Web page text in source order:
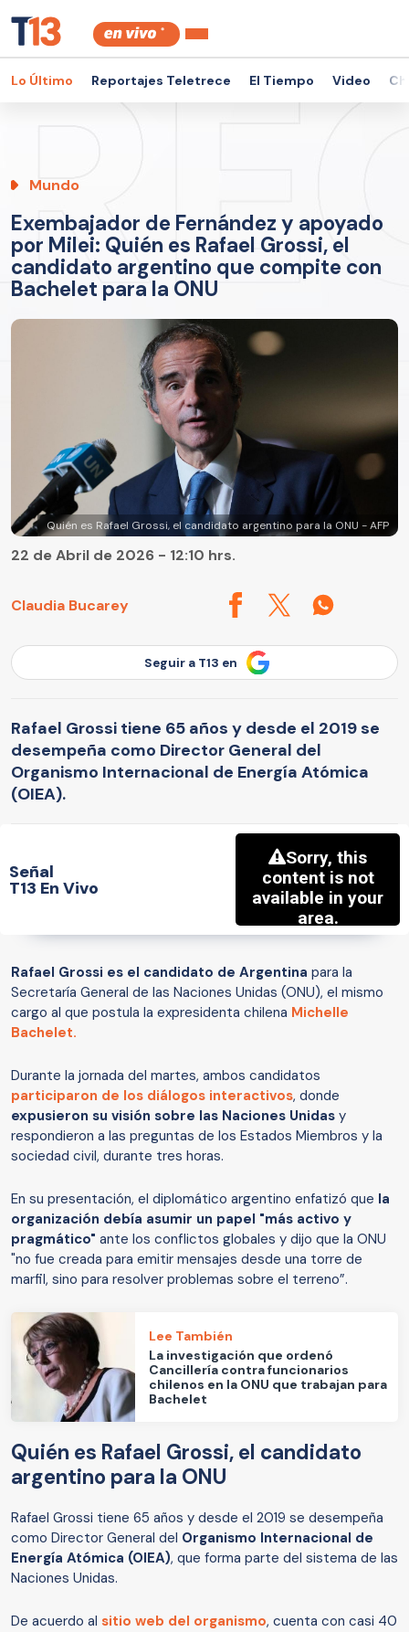
Lo Último Reportajes Teletrece El Tiempo Video
Mundo
Exembajador de Fernández y apoyado
por Milei: Quién es Rafael Grossi, el
candidato argentino que compite con
Bachelet para la ONU
Quién es Rafael Grossi, el candidato argentino para la ONU - AFP
Claudia Bucarey
22 de Abril de 2026 - 12:10 hrs.
Seguir a T13 en
Rafael Grossi tiene 65 años y desde el 2019 se
desempeña como Director General del
Organismo Internacional de Energía Atómica
(OIEA).
Señal
T13 En Vivo
Rafael Grossi es el candidato de Argentina para la
Secretaría General de las Naciones Unidas (ONU), el mismo
cargo al que postula la expresidenta chilena Michelle
Bachelet.
Durante la jornada del martes, ambos candidatos
participaron de los diálogos interactivos, donde
expusieron su visión sobre las Naciones Unidas y
respondieron a las preguntas de los Estados Miembros y la
sociedad civil, durante tres horas.
En su presentación, el diplomático argentino enfatizó que la
organización debía asumir un papel "más activo y
pragmático" ante los conflictos globales y dijo que la ONU
"no fue creada para emitir mensajes desde una torre de
marfil, sino para resolver problemas sobre el terreno”.
Lee También
La investigación que ordenó
Cancillería contra funcionarios
chilenos en la ONU que trabajan para
Bachelet
Quién es Rafael Grossi, el candidato
argentino para la ONU
Rafael Grossi tiene 65 años y desde el 2019 se desempeña
como Director General del Organismo Internacional de
Energía Atómica (OIEA), que forma parte del sistema de las
Naciones Unidas.
De acuerdo al sitio web del organismo, cuenta con casi 40